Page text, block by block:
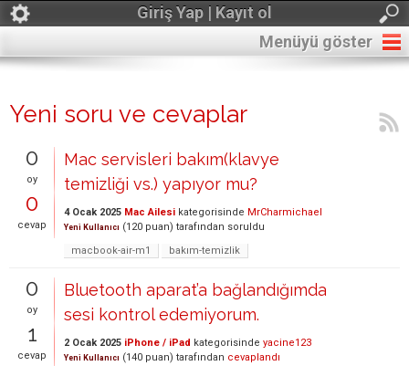
Giriş Yap | Kayıt ol
Menüyü göster
Yeni soru ve cevaplar
0
oy
0
cevap
Mac servisleri bakım(klavye
temizliği vs.) yapıyor mu?
4 Ocak 2025 Mac Ailesi kategorisinde MrCharmichael
Yeni Kullanıcı (120 puan) tarafından soruldu
macbook-air-m1
bakım-temizlik
0
oy
1
cevap
Bluetooth aparat’a bağlandığımda
sesi kontrol edemiyorum.
2 Ocak 2025 iPhone / iPad kategorisinde yacine123
Yeni Kullanıcı (140 puan) tarafından cevaplandı